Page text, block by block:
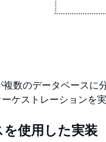
複数のデータベースに
ケストレーションを実
を使用した実装